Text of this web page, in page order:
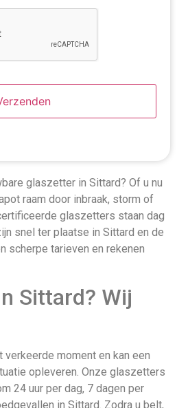
glaszetter in Sittard? Of u nu
raam door inbraak, storm of
glaszetters staan dag
snel ter plaatse in Sittard en de
scherpe tarieven en rekenen
Sittard? Wij
moment en kan een
opleveren. Onze glaszetters
24 uur per dag, 7 dagen per
in Sittard. Zodra u belt,